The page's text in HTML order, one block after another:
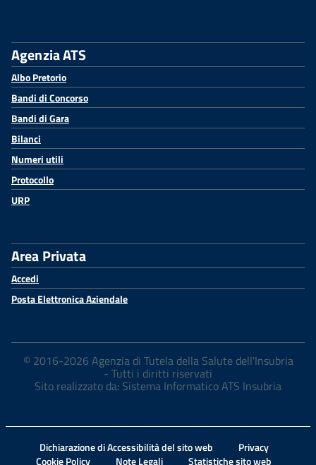
Agenzia ATS
Albo Pretorio
Bandi di Concorso
Bandi di Gara
Bilanci
Numeri utili
Protocollo
URP
Area Privata
Accedi
Posta Elettronica Aziendale
© 2016-2026 Agenzia di Tutela della Salute dell'Insubria
- Tutti i diritti riservati
Sito realizzato da: Sistema Informatico ATS Insubria
Dichiarazione di Accessibilità del sito web
Privacy
Cookie Policy
Note Legali Statistiche sito web